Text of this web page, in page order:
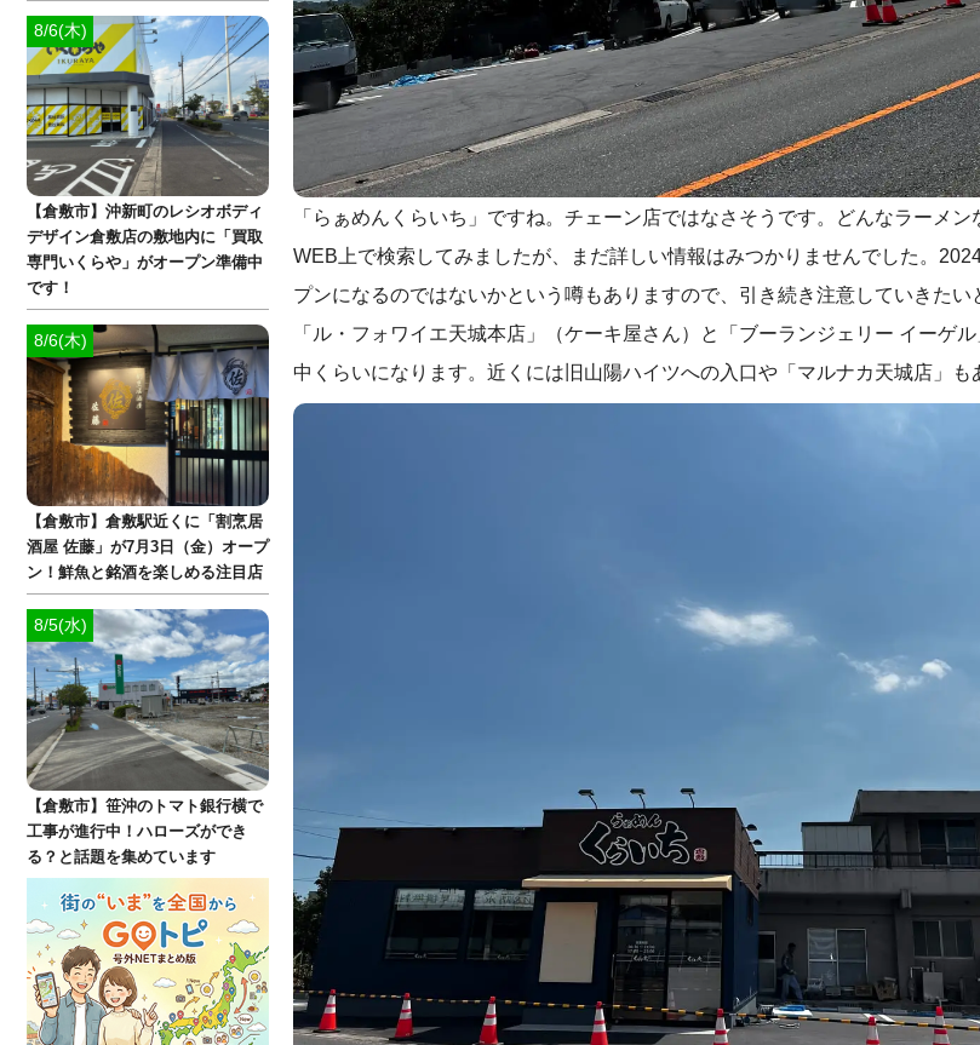
「らぁめんくらいち」ですね。チェーン店ではなさそうです。どんなラーメン
WEB上で検索してみましたが、まだ詳しい情報はみつかりませんでした。
プンになるのではないかという噂もありますので、引き続き注意していきたい
「ル・フォワイエ天城本店」（ケーキ屋さん）と「ブーランジェリー イーゲ
中くらいになります。近くには旧山陽ハイツへの入口や「マルナカ天城店」も
8/6(木)
【倉敷市】沖新町のレシオボディ
デザイン倉敷店の敷地内に「買取
専門いくらや」がオープン準備中
です！
8/6(木)
【倉敷市】倉敷駅近くに「割烹居
酒屋 佐藤」が7月3日（金）オープ
ン！鮮魚と銘酒を楽しめる注目店
8/5(水)
【倉敷市】笹沖のトマト銀行横で
工事が進行中！ハローズができ
る？と話題を集めています